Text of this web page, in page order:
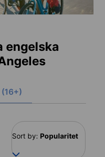
engelska
Sort by: Popularitet